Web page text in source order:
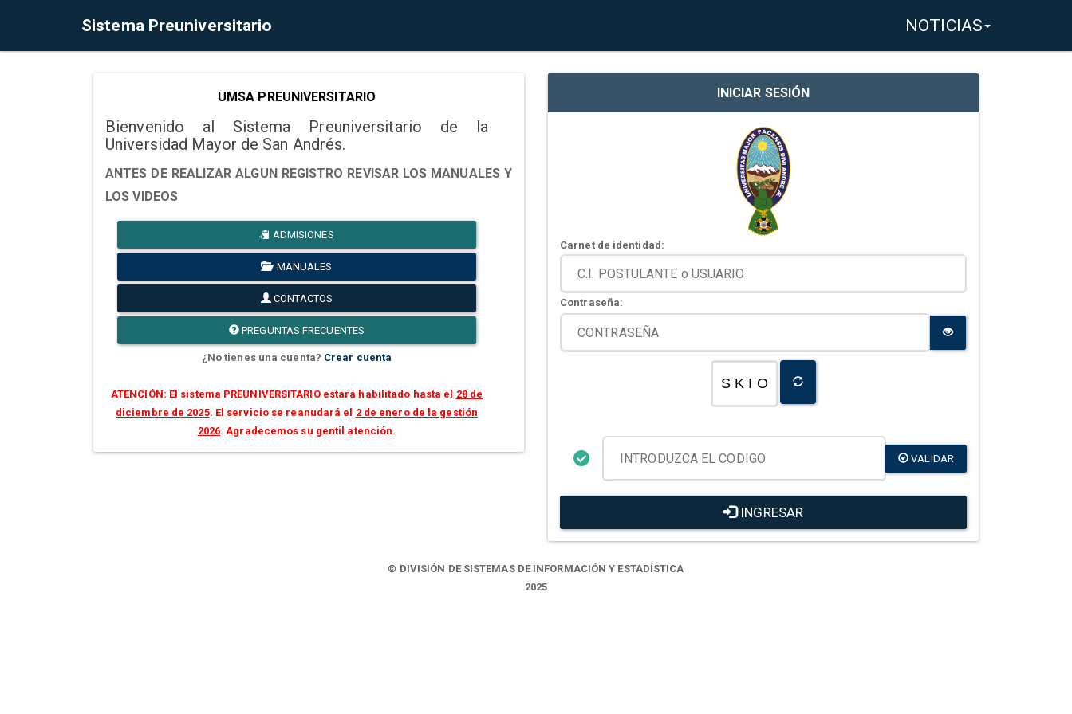
Sistema Preuniversitario NOTICIAS
UMSA PREUNIVERSITARIO
Bienvenido al Sistema Preuniversitario de la
Universidad Mayor de San Andrés.
ANTES DE REALIZAR ALGUN REGISTRO REVISAR LOS MANUALES Y
LOS VIDEOS
ADMISIONES
MANUALES
CONTACTOS
PREGUNTAS FRECUENTES
¿No tienes una cuenta? Crear cuenta
ATENCIÓN: El sistema PREUNIVERSITARIO estará habilitado hasta el 28 de
diciembre de 2025. El servicio se reanudará el 2 de enero de la gestión
2026. Agradecemos su gentil atención.
INICIAR SESIÓN
Carnet de identidad:
Contraseña:
S K I O
VALIDAR
INGRESAR
© DIVISIÓN DE SISTEMAS DE INFORMACIÓN Y ESTADÍSTICA
2025